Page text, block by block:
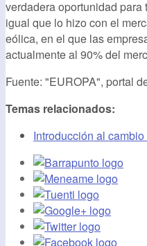
verdadera oportunidad
igual que lo hizo con el
eólica, en el que las
actualmente al 90% del
Fuente: "EUROPA", portal
Temas relacionados:
Introducción al